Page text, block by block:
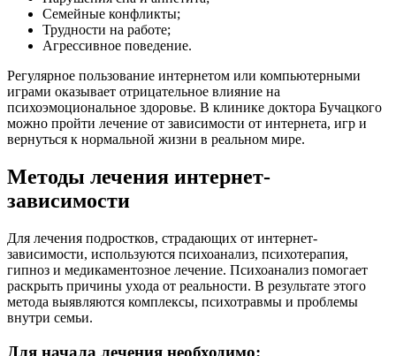
Семейные конфликты;
Трудности на работе;
Агрессивное поведение.
Регулярное пользование интернетом или компьютерными
играми оказывает отрицательное влияние на
психоэмоциональное здоровье. В клинике доктора Бучацкого
можно пройти лечение от зависимости от интернета, игр и
вернуться к нормальной жизни в реальном мире.
Методы лечения интернет-
зависимости
Для лечения подростков, страдающих от интернет-
зависимости, используются психоанализ, психотерапия,
гипноз и медикаментозное лечение. Психоанализ помогает
раскрыть причины ухода от реальности. В результате этого
метода выявляются комплексы, психотравмы и проблемы
внутри семьи.
Для начала лечения необходимо: